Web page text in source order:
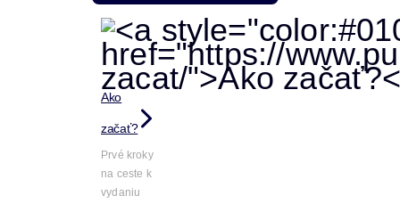
Ako
začať?
Prvé kroky
na ceste k
vydaniu